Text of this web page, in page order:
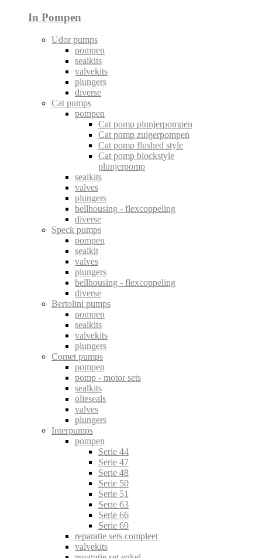
In Pompen
Udor pumps
pompen
sealkits
valvekits
plungers
diverse
Cat pumps
pompen
Cat pomp plunjerpompen
Cat pomp zuigerpompen
Cat pomp flushed style
Cat pomp blockstyle
plunjerpomp
sealkits
valves
plungers
bellhousing - flexcoppeling
diverse
Speck pumps
pompen
sealkit
valves
plungers
bellhousing - flexcoppeling
diverse
Bertolini pumps
pompen
sealkits
valvekits
plungers
Comet pumps
pompen
pomp - motor sets
sealkits
olieseals
valves
plungers
Interpumps
pompen
Serie 44
Serie 47
Serie 48
Serie 50
Serie 51
Serie 63
Serie 66
Serie 69
reparatie sets compleet
valvekits